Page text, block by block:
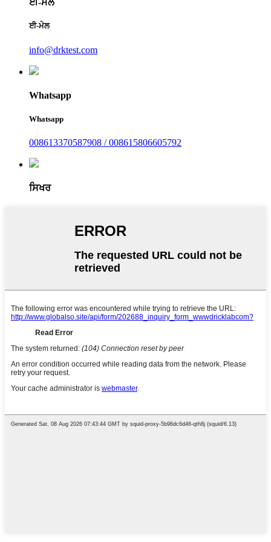
ਈ-ਮੇਲ
ਈ-ਮੇਲ
info@drktest.com
Whatsapp
Whatsapp
008613370587908 / 008615806605792
ਸਿਖਰ